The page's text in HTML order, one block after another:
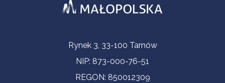
Informacje kontaktoweRynek 3, 33-100 Tarnów
NIP: 873-000-76-51
REGON: 850012309